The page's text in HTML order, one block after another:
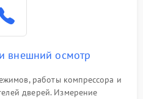
2000 ₽ Подробнее →
внешний осмотр
работы компрессора и
дверей. Измерение